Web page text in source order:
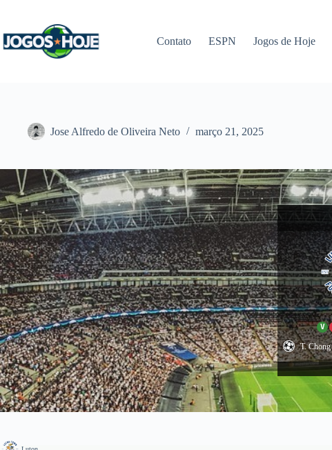
conteúdo
Contato ESPN Jogos de Hoje
Jose Alfredo de Oliveira Neto março 21, 2025
V
T. Chong